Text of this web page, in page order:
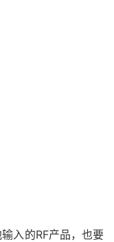
入的RF产品，也要